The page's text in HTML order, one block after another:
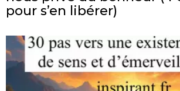
pour s’en libérer)